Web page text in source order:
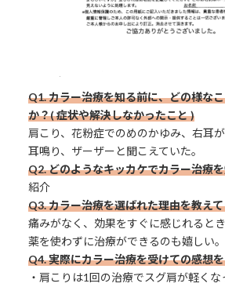
Q1. カラー治療を知る前に、どの様な
か？( 症状や解決しなかったこと )
肩こり、花粉症でのめのかゆみ、右耳
耳鳴り、ザーザーと聞こえていた。
Q2. どのようなキッカケでカラー治療
紹介
Q3.カラー治療を選ばれた理由を教え
痛みがなく、効果をすぐに感じれるとき
薬を使わずに治療ができるのも嬉しい。
Q4. 実際にカラー治療を受けての感想
・肩こりは1回の治療でスグ肩が軽く